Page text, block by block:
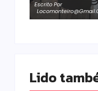
Escrito Por
Lido